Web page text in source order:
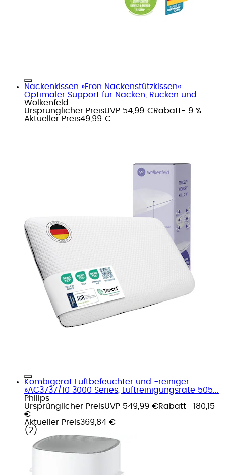
Nackenkissen »Eron Nackenstützkissen«
Optimaler Support für Nacken, Rücken und...
Wolkenfeld
Ursprünglicher PreisUVP 54,99 €Rabatt- 9 %
Aktueller Preis49,99 €
Kombigerät Luftbefeuchter und -reiniger
»AC3737/10 3000 Series, Luftreinigungsrate 505...
Philips
Ursprünglicher PreisUVP 549,99 €Rabatt- 180,15
€
Aktueller Preis369,84 €
( 2 )